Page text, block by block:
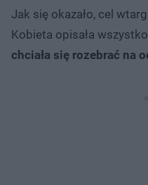
Jak się okazało, cel
Kobieta opisała
chciała się rozebrać na